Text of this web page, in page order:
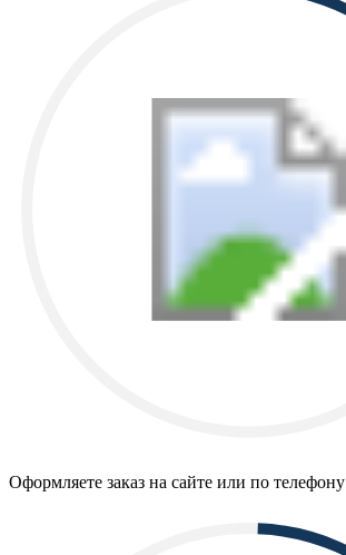
Оформляете заказ на сайте или по телефону